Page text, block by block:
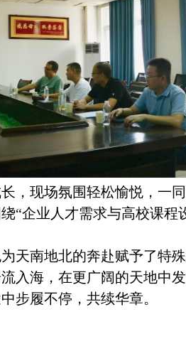
，现场氛围轻松愉悦，一
“企业人才需求与高校课程
天南地北的奔赴赋予了特
入海，在更广阔的天地中
步履不停，共续华章。